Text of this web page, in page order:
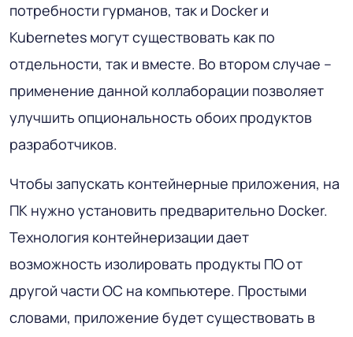
потребности гурманов, так и Docker и
Kubernetes могут существовать как по
отдельности, так и вместе. Во втором случае –
применение данной коллаборации позволяет
улучшить опциональность обоих продуктов
разработчиков.
Чтобы запускать контейнерные приложения, на
ПК нужно установить предварительно Docker.
Технология контейнеризации дает
возможность изолировать продукты ПО от
другой части ОС на компьютере. Простыми
словами, приложение будет существовать в